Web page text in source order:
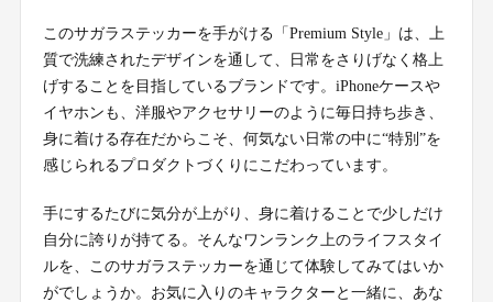
このサガラステッカーを手がける「Premium Style」は、上
質で洗練されたデザインを通して、日常をさりげなく格上
げすることを目指しているブランドです。iPhoneケースや
イヤホンも、洋服やアクセサリーのように毎日持ち歩き、
身に着ける存在だからこそ、何気ない日常の中に“特別”を
感じられるプロダクトづくりにこだわっています。
手にするたびに気分が上がり、身に着けることで少しだけ
自分に誇りが持てる。そんなワンランク上のライフスタイ
ルを、このサガラステッカーを通じて体験してみてはいか
がでしょうか。お気に入りのキャラクターと一緒に、あな